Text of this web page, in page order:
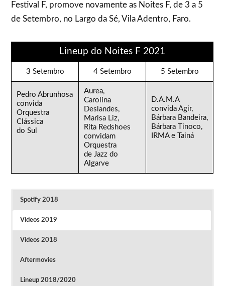
Festival F, promove novamente as Noites F, de 3 a 5
de Setembro, no Largo da Sé, Vila Adentro, Faro.
Lineup do Noites F 2021
3 Setembro 4 Setembro 5 Setembro
Pedro Abrunhosa
convida
Orquestra
Clássica
do Sul
Aurea,
Carolina
Deslandes,
Marisa Liz,
Rita Redshoes
convidam
Orquestra
de Jazz do
Algarve
D.A.M.A
convida Agir,
Bárbara Bandeira,
Bárbara Tinoco,
IRMA e Tainá
Spotify 2018
Vídeos 2019
Vídeos 2018
Aftermovies
Lineup 2018/2020